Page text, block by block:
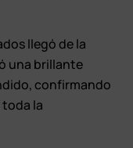
llegó de la
una brillante
confirmando
la